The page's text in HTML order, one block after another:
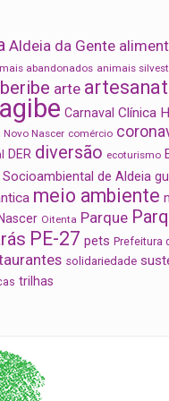
Aldeia da Gente
abandonados animais
arte
Carnaval Clínica
Novo Nascer comércio
DER diversão ecoturismo
de Aldeia
meio ambiente
Oitenta Parque
PE-27 pets Prefeitura
solidariedade
trilhas